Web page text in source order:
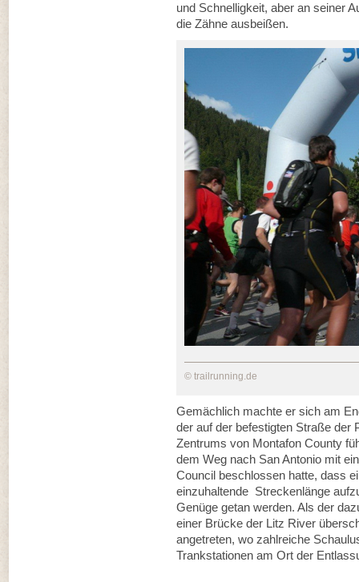
und Schnelligkeit, aber an seiner
die Zähne ausbeißen.
© trailrunning.de
Gemächlich machte er sich am
der auf der befestigten Straße der
Zentrums von Montafon County
dem Weg nach San Antonio mit
Council beschlossen hatte, dass
einzuhaltende Streckenlänge
Genüge getan werden. Als der
einer Brücke der Litz River
angetreten, wo zahlreiche
Trankstationen am Ort der